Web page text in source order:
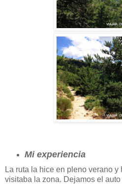
Mi experiencia
La ruta la hice en pleno verano
visitaba la zona. Dejamos el